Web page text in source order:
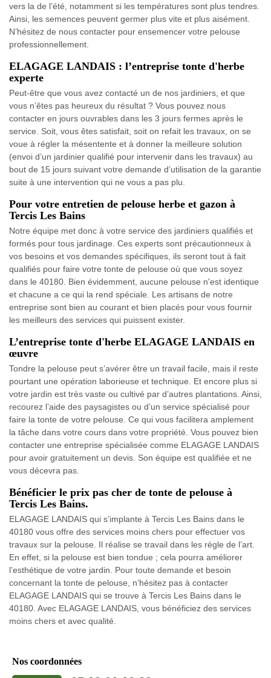
vers la de l’été, notamment si les températures sont plus tendres.
Ainsi, les semences peuvent germer plus vite et plus aisément.
N’hésitez de nous contacter pour ensemencer votre pelouse
professionnellement.
ELAGAGE LANDAIS : l’entreprise tonte d'herbe
experte
Peut-être que vous avez contacté un de nos jardiniers, et que
vous n’êtes pas heureux du résultat ? Vous pouvez nous
contacter en jours ouvrables dans les 3 jours fermes après le
service. Soit, vous êtes satisfait, soit on refait les travaux, on se
voue à régler la mésentente et à donner la meilleure solution
(envoi d’un jardinier qualifié pour intervenir dans les travaux) au
bout de 15 jours suivant votre demande d’utilisation de la garantie
suite à une intervention qui ne vous a pas plu.
Pour votre entretien de pelouse herbe et gazon à
Tercis Les Bains
Notre équipe met donc à votre service des jardiniers qualifiés et
formés pour tous jardinage. Ces experts sont précautionneux à
vos besoins et vos demandes spécifiques, ils seront tout à fait
qualifiés pour faire votre tonte de pelouse où que vous soyez
dans le 40180. Bien évidemment, aucune pelouse n'est identique
et chacune a ce qui la rend spéciale. Les artisans de notre
entreprise sont bien au courant et bien placés pour vous fournir
les meilleurs des services qui puissent exister.
L’entreprise tonte d'herbe ELAGAGE LANDAIS en
œuvre
Tondre la pelouse peut s’avérer être un travail facile, mais il reste
pourtant une opération laborieuse et technique. Et encore plus si
votre jardin est très vaste ou cultivé par d’autres plantations. Ainsi,
recourez l’aide des paysagistes ou d’un service spécialisé pour
faire la tonte de votre pelouse. Ce qui vous facilitera amplement
la tâche dans votre cours dans votre propriété. Vous pouvez bien
contacter une entreprise spécialisée comme ELAGAGE LANDAIS
pour avoir gratuitement un devis. Son équipe est qualifiée et ne
vous décevra pas.
Bénéficier le prix pas cher de tonte de pelouse à
Tercis Les Bains.
ELAGAGE LANDAIS qui s’implante à Tercis Les Bains dans le
40180 vous offre des services moins chers pour effectuer vos
travaux sur la pelouse. Il réalise se travail dans les règle de l’art.
En effet, si la pelouse est bien tondue ; cela pourra améliorer
l’esthétique de votre jardin. Pour toute demande et besoin
concernant la tonte de pelouse, n’hésitez pas à contacter
ELAGAGE LANDAIS qui se trouve à Tercis Les Bains dans le
40180. Avec ELAGAGE LANDAIS, vous bénéficiez des services
moins chers et avec qualité.
Nos coordonnées